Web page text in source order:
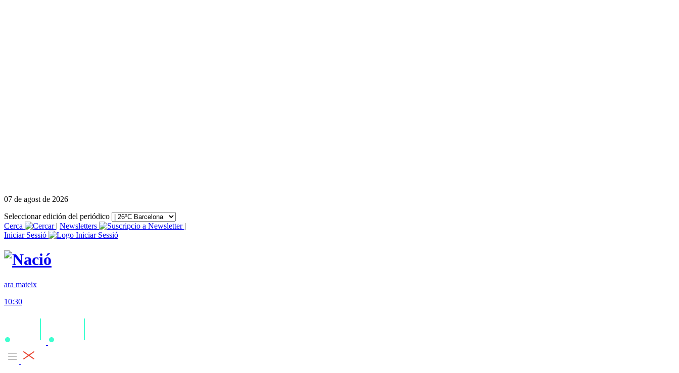
07 de agost de 2026
Seleccionar edición del periódico
Cerca
| Newsletters
|
Iniciar Sessió
ara mateix
10:30